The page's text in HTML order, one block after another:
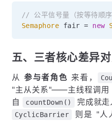
// 公平信号量（按等待顺序
Semaphore fair = new
五、三者核心差异
从 参与者角色 来看，
"主从关系"——主线程调用
自
countDown() 完成就走
CyclicBarrier 则是 "人